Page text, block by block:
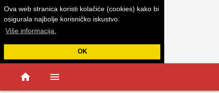
Ova web stranica koristi kolačiće (cookies) kako bi
osigurala najbolje korisničko iskustvo.
Više informacija.
OK
home menu